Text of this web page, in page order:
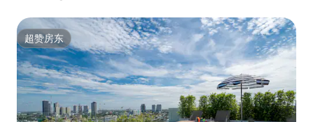
超赞房东
超赞房东